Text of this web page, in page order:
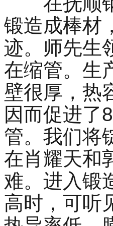
锻造成棒材
迹。师先生
在缩管。生
壁很厚，热
因而促进了
管。我们将
在肖耀天和
难。进入锻
高时，可听